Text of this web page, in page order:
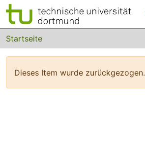
Bereiche & Sammlungen
Das gesamte Repositorium
FAQ
Startseite
Dieses Item wurde zurückgezogen.